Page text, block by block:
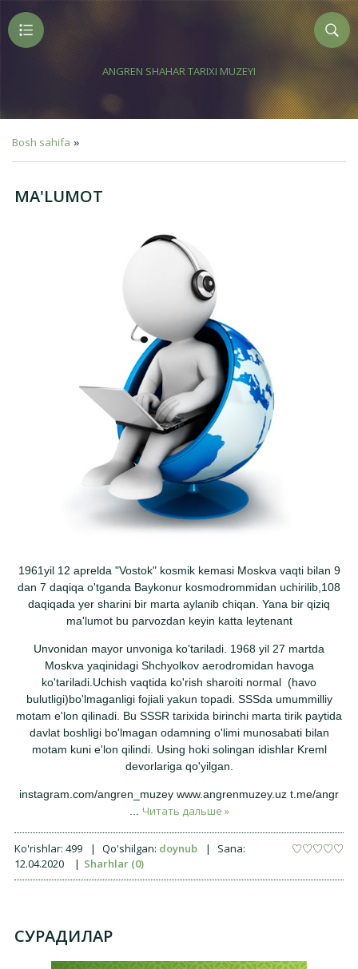
ANGREN SHAHAR TARIXI MUZEYI
Bosh sahifa »
MA'LUMOT
1961yil 12 aprelda "Vostok" kosmik kemasi Moskva vaqti bilan 9
dan 7 daqiqa o'tganda Baykonur kosmodrommidan uchirilib,108
daqiqada yer sharini bir marta aylanib chiqan. Yana bir qiziq
ma'lumot bu parvozdan keyin katta leytenant
Unvonidan mayor unvoniga ko'tariladi. 1968 yil 27 martda
Moskva yaqinidagi Shchyolkov aerodromidan havoga
ko'tariladi.Uchish vaqtida ko'rish sharoiti normal (havo
bulutligi)bo'lmaganligi fojiali yakun topadi. SSSda umummilliy
motam e'lon qilinadi. Bu SSSR tarixida birinchi marta tirik paytida
davlat boshligi bo'lmagan odamning o'limi munosabati bilan
motam kuni e'lon qilindi. Using hoki solingan idishlar Kreml
devorlariga qo'yilgan.
instagram.com/angren_muzey www.angrenmuzey.uz t.me/angr
Читать дальше »
Ko'rishlar: 499 | Qo'shilgan: doynub |
Sana:
12.04.2020
| Sharhlar (0)
СУРАДИЛАР